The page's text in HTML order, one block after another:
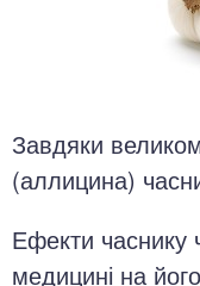
Завдяки
(аллицина)
Ефекти часнику
медицині на